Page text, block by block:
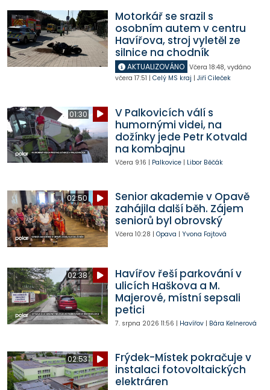
Motorkář se srazil s
osobním autem v centru
Havířova, stroj vyletěl ze
silnice na chodník
AKTUALIZOVÁNO Včera 18:48, vydáno
včera 17:51 | Celý MS kraj | Jiří Cileček
01:30
V Palkovicích válí s
humornými videi, na
dožínky jede Petr Kotvald
na kombajnu
Včera 9:16 | Palkovice| Libor Běčák
02:50
Senior akademie v Opavě
zahájila další běh. Zájem
seniorů byl obrovský
Včera 10:28 | Opava | Yvona Fajtová
02:38
Havířov řeší parkování v
ulicích Haškova a M.
Majerové, místní sepsali
petici
7. srpna 2026 11:56 | Havířov| Bára Kelnerová
02:53
Frýdek-Místek pokračuje v
instalaci fotovoltaických
elektráren